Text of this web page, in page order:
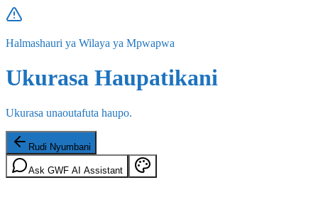
Halmashauri ya Wilaya ya Mpwapwa
Ukurasa Haupatikani
Ukurasa unaoutafuta haupo.
Rudi Nyumbani
Ask GWF AI Assistant